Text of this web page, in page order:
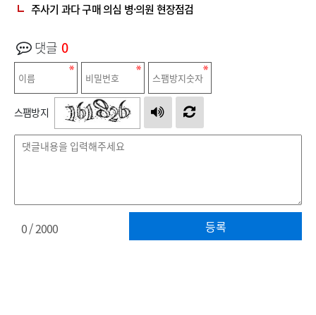
주사기 과다 구매 의심 병·의원 현장점검
댓글 0
스팸방지
등록
0/ 2000